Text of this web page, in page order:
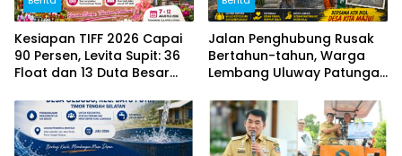
Kesiapan TIFF 2026 Capai
90 Persen, Levita Supit: 36
Float dan 13 Duta Besar
Jalan Penghubung Rusak
Bertahun-tahun, Warga
Lembang Uluway Patungan
Swadaya